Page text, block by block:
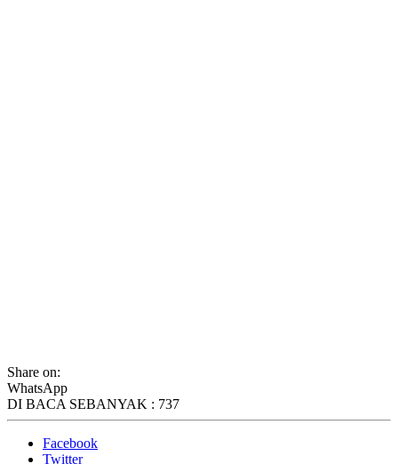
Share on:
WhatsApp
DI BACA SEBANYAK : 737
Facebook
Twitter